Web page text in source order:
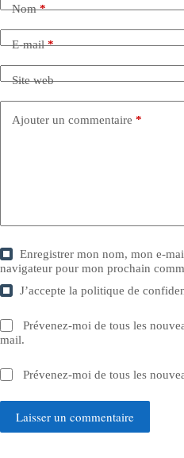
Nom*
E-mail*
Site web
Ajouter un commentaire *
Enregistrer mon nom, mon e-
navigateur pour mon prochain
J’accepte lapolitique de
Prévenez-moi de tous les
mail.
Prévenez-moi de tous les
Laisser un commentaire